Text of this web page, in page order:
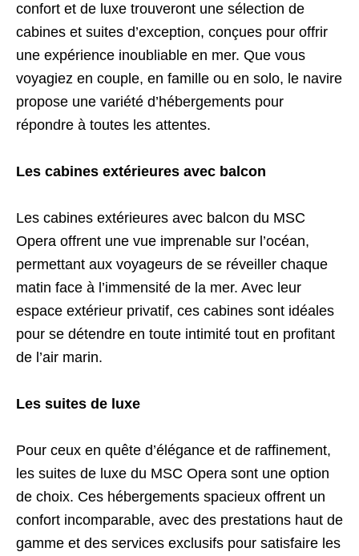
confort et de luxe trouveront une sélection de
cabines et suites d’exception, conçues pour offrir
une expérience inoubliable en mer. Que vous
voyagiez en couple, en famille ou en solo, le navire
propose une variété d’hébergements pour
répondre à toutes les attentes.
Les cabines extérieures avec balcon
Les cabines extérieures avec balcon du MSC
Opera offrent une vue imprenable sur l’océan,
permettant aux voyageurs de se réveiller chaque
matin face à l’immensité de la mer. Avec leur
espace extérieur privatif, ces cabines sont idéales
pour se détendre en toute intimité tout en profitant
de l’air marin.
Les suites de luxe
Pour ceux en quête d’élégance et de raffinement,
les suites de luxe du MSC Opera sont une option
de choix. Ces hébergements spacieux offrent un
confort incomparable, avec des prestations haut de
gamme et des services exclusifs pour satisfaire les